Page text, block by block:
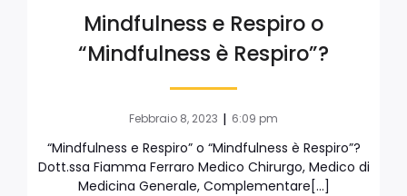
Mindfulness e Respiro o
“Mindfulness è Respiro”?
Febbraio 8, 2023 | 6:09 pm
“Mindfulness e Respiro” o “Mindfulness è Respiro”?
Dott.ssa Fiamma Ferraro Medico Chirurgo, Medico di
Medicina Generale, Complementare[…]